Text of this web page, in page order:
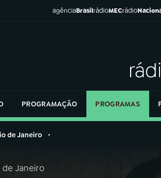
agênciaBrasilrádioMECrádio
PROGRAMAÇÃO PROGRAMAS
de Janeiro
de Janeiro